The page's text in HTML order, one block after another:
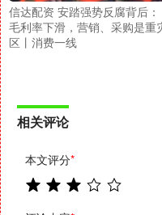
信达配资 安踏强势反腐背后：
毛利率下滑，营销、采购是重
区丨消费一线
相关评论
本文评分*